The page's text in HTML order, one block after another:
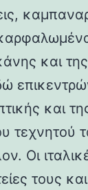
και
και
τεχνητού
Οι
τους